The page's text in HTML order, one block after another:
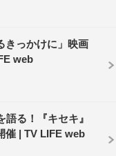
中村ゆり、野間口
最終楽章 後編』
』ほか
ユニバーサル ミュ
きっかけに」映画
web
る！『キセキ』
催 | TV LIFE web